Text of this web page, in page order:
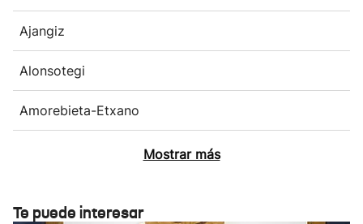
Ajangiz
Alonsotegi
Amorebieta-Etxano
Mostrar más
Te puede interesar